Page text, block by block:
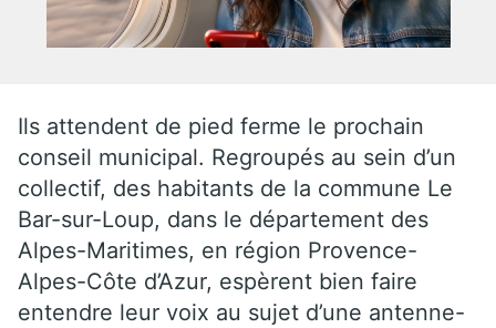
Ils attendent de pied ferme le prochain
conseil municipal. Regroupés au sein d’un
collectif, des habitants de la commune Le
Bar-sur-Loup, dans le département des
Alpes-Maritimes, en région Provence-
Alpes-Côte d’Azur, espèrent bien faire
entendre leur voix au sujet d’une antenne-